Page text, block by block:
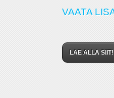
VAATA
LAE ALLA SIIT!